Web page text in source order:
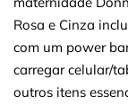
Rosa e Cinza
com um power
carregar celular/
outros itens